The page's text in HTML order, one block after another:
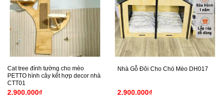
Cat tree đính tường cho mèo
PETTO hình cây kết hợp decor nhà
CTT01
2.900.000₫
Nhà Gỗ Đôi Cho Chó Mèo DH017
2.900.000₫